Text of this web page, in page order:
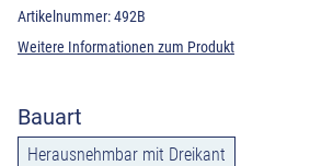
Artikelnummer:492B
Weitere Informationen zum Produkt
Bauart
Herausnehmbar mit Dreikant